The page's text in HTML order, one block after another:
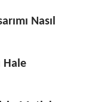
Nasıl
Hale